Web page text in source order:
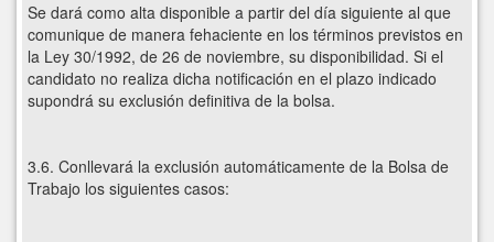
Se dará como alta disponible a partir del día siguiente al que
comunique de manera fehaciente en los términos previstos en
la Ley 30/1992, de 26 de noviembre, su disponibilidad. Si el
candidato no realiza dicha notificación en el plazo indicado
supondrá su exclusión definitiva de la bolsa.
3.6. Conllevará la exclusión automáticamente de la Bolsa de
Trabajo los siguientes casos: